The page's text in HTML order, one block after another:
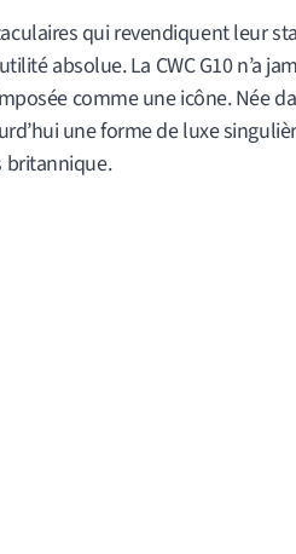
qui revendiquent leur
absolue. La CWC G10 n’a
comme une icône. Née
une forme de luxe
britannique.